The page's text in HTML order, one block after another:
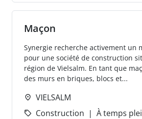
Maçon
Synergie recherche activement un
pour une société de construction
région de Vielsalm. En tant que
des murs en briques, blocs et...
VIELSALM
Construction
À temps